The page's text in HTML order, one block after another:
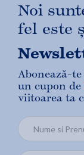
Noi
fel este
Abonează-
un cupon de
viitoarea ta